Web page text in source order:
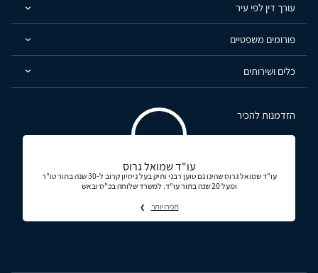
עורך דין לפי עיר
פורומים משפטיים
כלים ושירותים
הזדמנות להכיר
עו"ד שמואל גרוס
עו"ד שמואל גרוס שהינו גם טוען רבני ותיק בעל ניסיון קרוב ל-30 שנה בתור טו"ר
ומעל 20 שנה בתור עו"ד. למשרד שלוחה בכ"ס ובאש
תכירו יותר